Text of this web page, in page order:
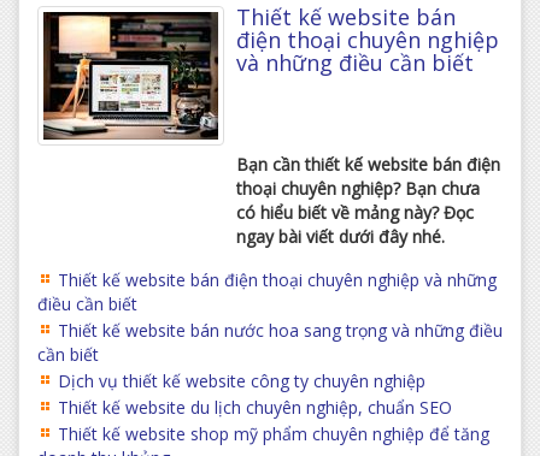
Thiết kế website bán
điện thoại chuyên nghiệp
và những điều cần biết
Bạn cần thiết kế website bán điện
thoại chuyên nghiệp? Bạn chưa
có hiểu biết về mảng này? Đọc
ngay bài viết dưới đây nhé.
Thiết kế website bán điện thoại chuyên nghiệp và những
điều cần biết
Thiết kế website bán nước hoa sang trọng và những điều
cần biết
Dịch vụ thiết kế website công ty chuyên nghiệp
Thiết kế website du lịch chuyên nghiệp, chuẩn SEO
Thiết kế website shop mỹ phẩm chuyên nghiệp để tăng